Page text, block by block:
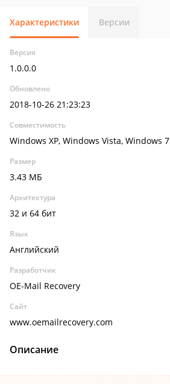
Характеристики Версии
Версия
1.0.0.0
Обновлено
2018-10-26 21:23:23
Совместимость
Windows XP, Windows Vista, Windows 7
Размер
3.43 МБ
Архитектура
32 и 64 бит
Язык
Английский
Разработчик
OE-Mail Recovery
Сайт
www.oemailrecovery.com
Описание